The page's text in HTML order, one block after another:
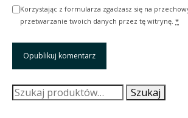
Korzystając z formularza zgadzasz się na
przetwarzanie twoich danych przez tę witrynę. *
Szukaj: Szukaj